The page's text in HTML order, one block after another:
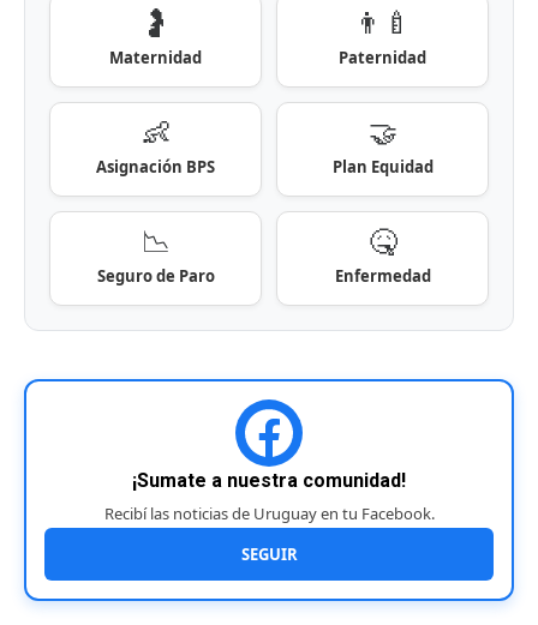
🤰
Maternidad
👨‍🍼
Paternidad
👶
Asignación BPS
🤝
Plan Equidad
📉
Seguro de Paro
🤒
Enfermedad
¡Sumate a nuestra comunidad!
Recibí las noticias de Uruguay en tu Facebook.
SEGUIR